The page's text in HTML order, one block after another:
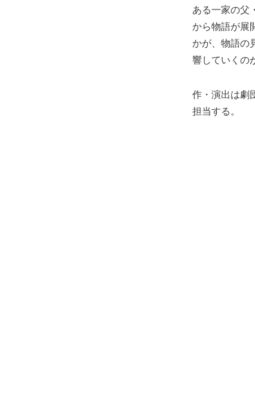
ある一家の父
から物語が展
かが、物語の
響していくの
作・演出は劇
担当する。